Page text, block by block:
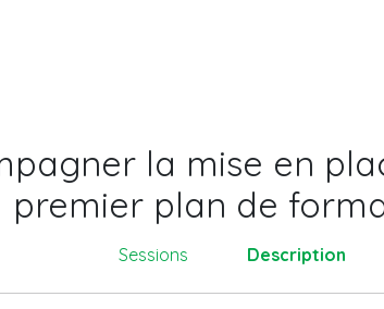
la mise en
premier plan de
Sessions Description